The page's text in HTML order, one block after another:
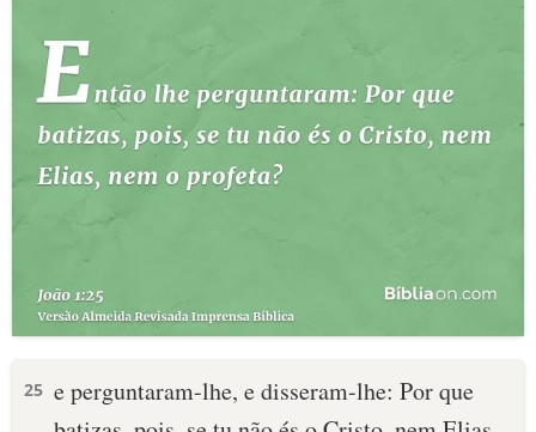
25 e perguntaram-lhe, e disseram-lhe: Por que